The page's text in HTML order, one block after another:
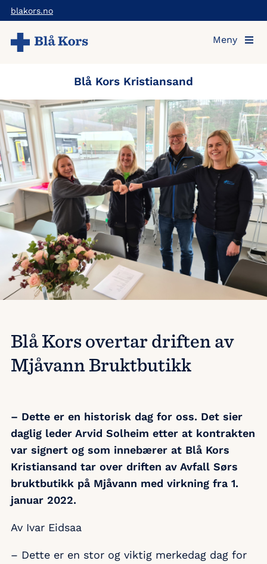
Hopp
til
hovedinnholdet
blakors.no
Meny
Blå Kors Kristiansand
Blå Kors overtar driften av
Mjåvann Bruktbutikk
– Dette er en historisk dag for oss. Det sier
daglig leder Arvid Solheim etter at kontrakten
var signert og som innebærer at Blå Kors
Kristiansand tar over driften av Avfall Sørs
bruktbutikk på Mjåvann med virkning fra 1.
januar 2022.
Av Ivar Eidsaa
– Dette er en stor og viktig merkedag dag for